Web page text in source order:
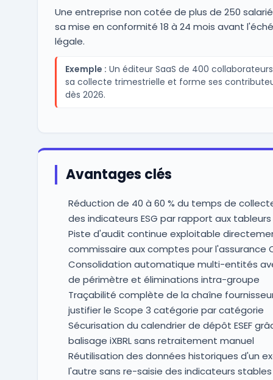
Une entreprise non cotée de plus de 250
sa mise en conformité 18 à 24 mois avant
légale.
Exemple : Un éditeur SaaS de 400
sa collecte trimestrielle et forme ses
dès 2026.
Avantages clés
Réduction de 40 à 60 % du temps de
des indicateurs ESG par rapport aux
Piste d'audit continue exploitable
commissaire aux comptes pour l'assurance
Consolidation automatique multi-entités
de périmètre et éliminations intra-groupe
Traçabilité complète de la chaîne
justifier le Scope 3 catégorie par catégorie
Sécurisation du calendrier de dépôt ESEF
balisage iXBRL sans retraitement manuel
Réutilisation des données historiques d'un
l'autre sans re-saisie des indicateurs stables